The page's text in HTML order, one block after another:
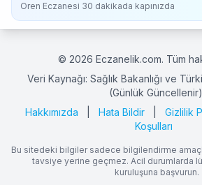
Oren Eczanesi 30 dakikada kapınızda
© 2026 Eczanelik.com. Tüm
Veri Kaynağı: Sağlık Bakanlığı ve
(Günlük
Hakkımızda
Hata Bildir Gizlilik
Koşulları
Bu sitedeki bilgiler sadece bilgilendirme
tavsiye yerine geçmez. Acil durumlarda
kuruluşuna başvurun.